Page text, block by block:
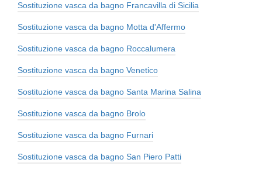
Sostituzione vasca da bagno Francavilla di Sicilia
Sostituzione vasca da bagno Motta d'Affermo
Sostituzione vasca da bagno Roccalumera
Sostituzione vasca da bagno Venetico
Sostituzione vasca da bagno Santa Marina Salina
Sostituzione vasca da bagno Brolo
Sostituzione vasca da bagno Furnari
Sostituzione vasca da bagno San Piero Patti